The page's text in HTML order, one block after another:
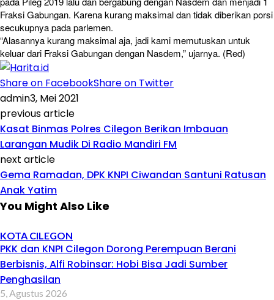
Fraksi Gabungan. Karena kurang maksimal dan tidak diberikan porsi
secukupnya pada parlemen.
“Alasannya kurang maksimal aja, jadi kami memutuskan untuk
keluar dari Fraksi Gabungan dengan Nasdem,” ujarnya. (Red)
Share on FacebookShare on Twitter
admin3, Mei 2021
previous article
Kasat Binmas Polres Cilegon Berikan Imbauan
Larangan Mudik Di Radio Mandiri FM
next article
Gema Ramadan, DPK KNPI Ciwandan Santuni Ratusan
Anak Yatim
You Might Also Like
KOTA CILEGON
PKK dan KNPI Cilegon Dorong Perempuan Berani
Berbisnis, Alfi Robinsar: Hobi Bisa Jadi Sumber
Penghasilan
5, Agustus 2026